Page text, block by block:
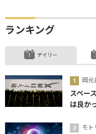
ランキング
デイリー
岡元
スペー
は良か
モト